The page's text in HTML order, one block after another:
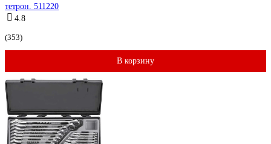
тетрон. 511220
4.8
(353)
В корзину